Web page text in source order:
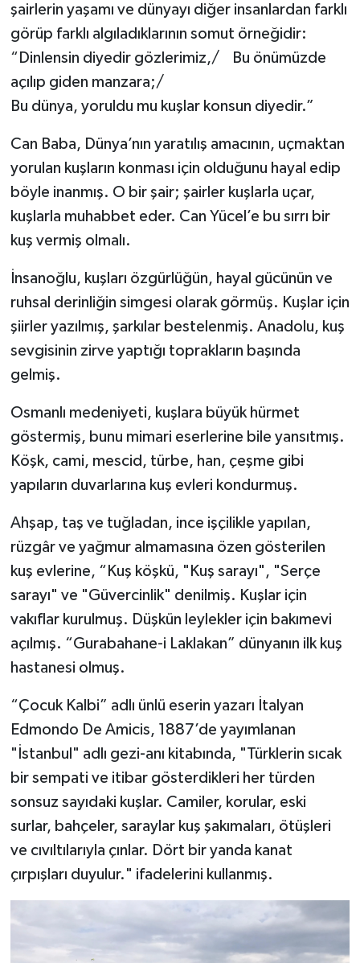
şairlerin yaşamı ve dünyayı diğer insanlardan farklı
görüp farklı algıladıklarının somut örneğidir:
“Dinlensin diyedir gözlerimiz,/ Bu önümüzde
açılıp giden manzara;/
Bu dünya, yoruldu mu kuşlar konsun diyedir.”
Can Baba, Dünya’nın yaratılış amacının, uçmaktan
yorulan kuşların konması için olduğunu hayal edip
böyle inanmış. O bir şair; şairler kuşlarla uçar,
kuşlarla muhabbet eder. Can Yücel’e bu sırrı bir
kuş vermiş olmalı.
İnsanoğlu, kuşları özgürlüğün, hayal gücünün ve
ruhsal derinliğin simgesi olarak görmüş. Kuşlar için
şiirler yazılmış, şarkılar bestelenmiş. Anadolu, kuş
sevgisinin zirve yaptığı toprakların başında
gelmiş.
Osmanlı medeniyeti, kuşlara büyük hürmet
göstermiş, bunu mimari eserlerine bile yansıtmış.
Köşk, cami, mescid, türbe, han, çeşme gibi
yapıların duvarlarına kuş evleri kondurmuş.
Ahşap, taş ve tuğladan, ince işçilikle yapılan,
rüzgâr ve yağmur almamasına özen gösterilen
kuş evlerine, “Kuş köşkü, "Kuş sarayı", "Serçe
sarayı" ve "Güvercinlik" denilmiş. Kuşlar için
vakıflar kurulmuş. Düşkün leylekler için bakımevi
açılmış. “Gurabahane-i Laklakan” dünyanın ilk kuş
hastanesi olmuş.
“Çocuk Kalbi” adlı ünlü eserin yazarı İtalyan
Edmondo De Amicis, 1887’de yayımlanan
"İstanbul" adlı gezi-anı kitabında, "Türklerin sıcak
bir sempati ve itibar gösterdikleri her türden
sonsuz sayıdaki kuşlar. Camiler, korular, eski
surlar, bahçeler, saraylar kuş şakımaları, ötüşleri
ve cıvıltılarıyla çınlar. Dört bir yanda kanat
çırpışları duyulur." ifadelerini kullanmış.